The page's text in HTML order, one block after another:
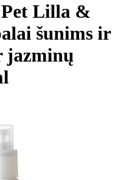
Lilla &
šunims ir
jazminų